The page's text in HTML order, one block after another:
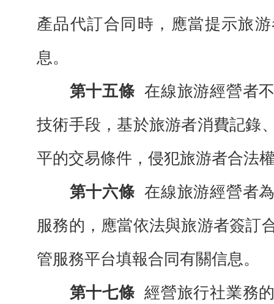
產品代訂合同時，應當提示旅
息。
第十五條 在線旅游經營者
技術手段，基於旅游者消費記錄
平的交易條件，侵犯旅游者合法
第十六條 在線旅游經營者
服務的，應當依法與旅游者簽訂
管服務平台填報合同有關信息。
第十七條 經營旅行社業務